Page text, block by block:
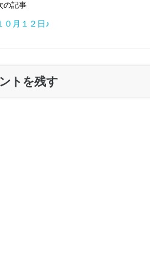
の記事
０月１２日♪
トを残す